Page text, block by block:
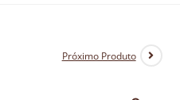
Próximo Produto